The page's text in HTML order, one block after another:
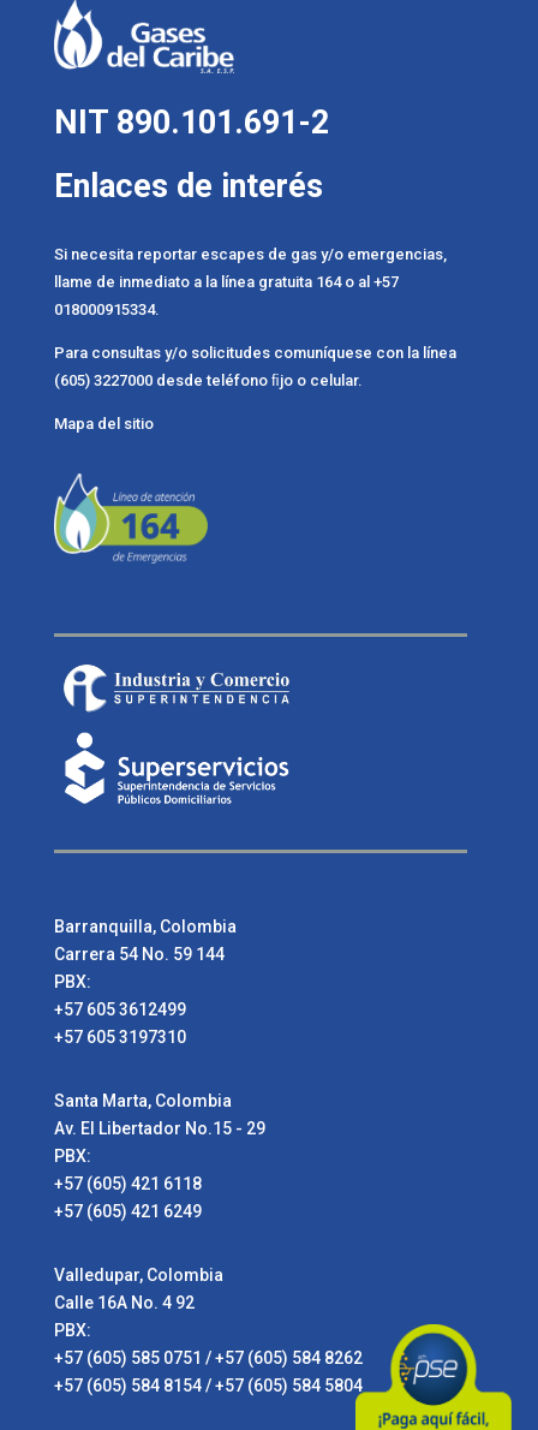
NIT 890.101.691-2
Enlaces de interés
Si necesita reportar escapes de gas y/o emergencias,
llame de inmediato a la línea gratuita 164 o al +57
018000915334.
Para consultas y/o solicitudes comuníquese con la línea
(605) 3227000 desde teléfono ﬁjo o celular.
Mapa del sitio
Barranquilla, Colombia
Carrera 54 No. 59 144
PBX:
+57 605 3612499
+57 605 3197310
Santa Marta, Colombia
Av. El Libertador No.15 - 29
PBX:
+57 (605) 421 6118
+57 (605) 421 6249
Valledupar, Colombia
Calle 16A No. 4 92
PBX:
+57 (605) 585 0751 / +57 (605) 584 8262
+57 (605) 584 8154 / +57 (605) 584 5804